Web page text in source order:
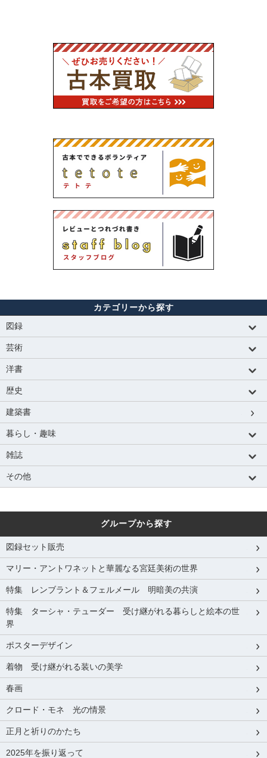
カテゴリーから探す
図録
芸術
洋書
歴史
建築書
暮らし・趣味
雑誌
その他
グループから探す
図録セット販売
マリー・アントワネットと華麗なる宮廷美術の世界
特集 レンブラント＆フェルメール 明暗美の共演
特集 ターシャ・テューダー 受け継がれる暮らしと絵本の世
界
ポスターデザイン
着物 受け継がれる装いの美学
春画
クロード・モネ 光の情景
正月と祈りのかたち
2025年を振り返って